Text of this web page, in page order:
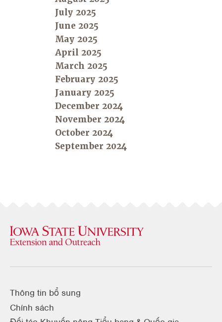
July 2025
June 2025
May 2025
April 2025
March 2025
February 2025
January 2025
December 2024
November 2024
October 2024
September 2024
Thông tin bổ sung
Chính sách